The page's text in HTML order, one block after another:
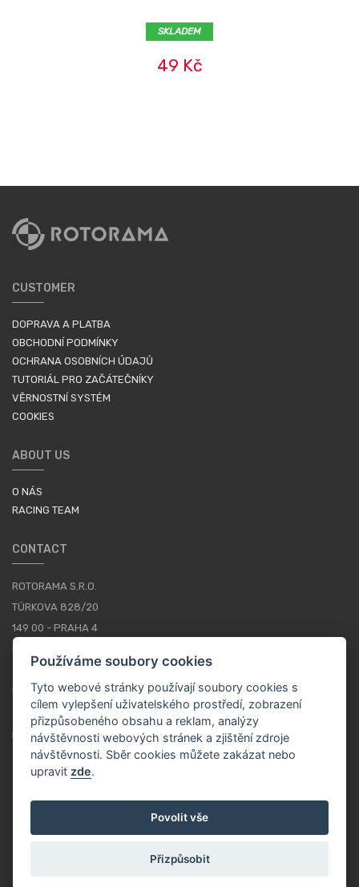
SKLADEM
49 Kč
CUSTOMER
DOPRAVA A PLATBA
OBCHODNÍ PODMÍNKY
OCHRANA OSOBNÍCH ÚDAJŮ
TUTORIÁL PRO ZAČÁTEČNÍKY
VĚRNOSTNÍ SYSTÉM
COOKIES
ABOUT US
O NÁS
RACING TEAM
CONTACT
ROTORAMA S.R.O.
TÜRKOVA 828/20
149 00 - PRAHA 4
+420 252 252 098
PROVOZNÍ DOBA: PONDĚLÍ - PÁTEK, 10-16
KONTAKTY
Používáme soubory cookies
Tyto webové stránky používají soubory cookies s
cílem vylepšení uživatelského prostředí, zobrazení
přizpůsobeného obsahu a reklam, analýzy
návštěvnosti webových stránek a zjištění zdroje
návštěvnosti. Sběr cookies můžete zakázat nebo
upravit zde.
Povolit vše
Přizpůsobit